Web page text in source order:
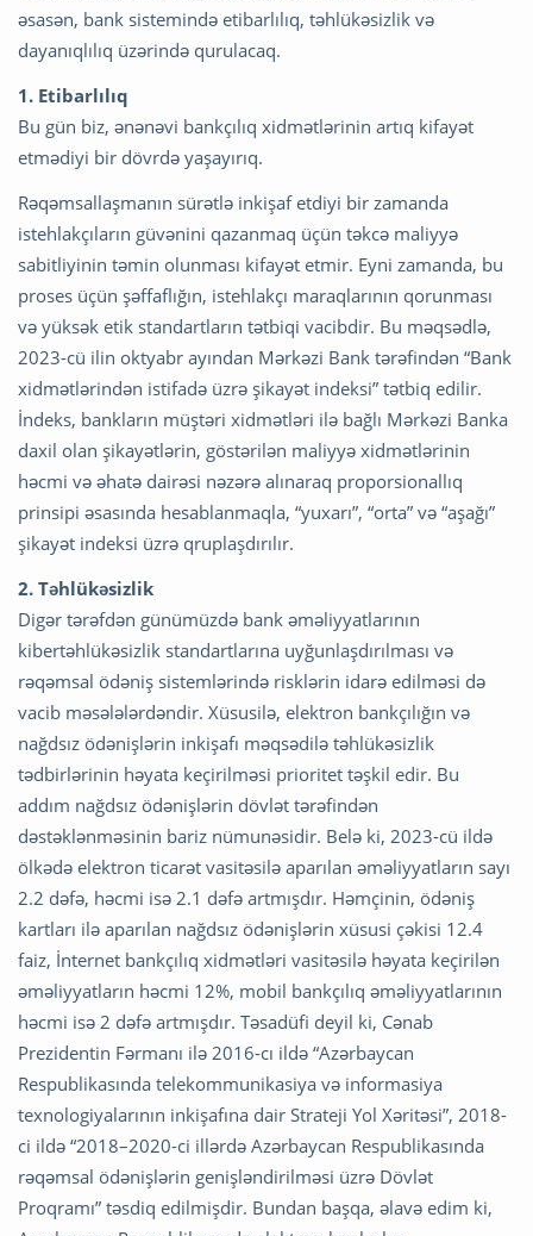
əsasən, bank sistemində etibarlılıq, təhlükəsizlik və
dayanıqlılıq üzərində qurulacaq.
1. Etibarlılıq
Bu gün biz, ənənəvi bankçılıq xidmətlərinin artıq kifayət
etmədiyi bir dövrdə yaşayırıq.
Rəqəmsallaşmanın sürətlə inkişaf etdiyi bir zamanda
istehlakçıların güvənini qazanmaq üçün təkcə maliyyə
sabitliyinin təmin olunması kifayət etmir. Eyni zamanda, bu
proses üçün şəffaflığın, istehlakçı maraqlarının qorunması
və yüksək etik standartların tətbiqi vacibdir. Bu məqsədlə,
2023-cü ilin oktyabr ayından Mərkəzi Bank tərəfindən “Bank
xidmətlərindən istifadə üzrə şikayət indeksi” tətbiq edilir.
İndeks, bankların müştəri xidmətləri ilə bağlı Mərkəzi Banka
daxil olan şikayətlərin, göstərilən maliyyə xidmətlərinin
həcmi və əhatə dairəsi nəzərə alınaraq proporsionallıq
prinsipi əsasında hesablanmaqla, “yuxarı”, “orta” və “aşağı”
şikayət indeksi üzrə qruplaşdırılır.
2. Təhlükəsizlik
Digər tərəfdən günümüzdə bank əməliyyatlarının
kibertəhlükəsizlik standartlarına uyğunlaşdırılması və
rəqəmsal ödəniş sistemlərində risklərin idarə edilməsi də
vacib məsələlərdəndir. Xüsusilə, elektron bankçılığın və
nağdsız ödənişlərin inkişafı məqsədilə təhlükəsizlik
tədbirlərinin həyata keçirilməsi prioritet təşkil edir. Bu
addım nağdsız ödənişlərin dövlət tərəfindən
dəstəklənməsinin bariz nümunəsidir. Belə ki, 2023-cü ildə
ölkədə elektron ticarət vasitəsilə aparılan əməliyyatların sayı
2.2 dəfə, həcmi isə 2.1 dəfə artmışdır. Həmçinin, ödəniş
kartları ilə aparılan nağdsız ödənişlərin xüsusi çəkisi 12.4
faiz, İnternet bankçılıq xidmətləri vasitəsilə həyata keçirilən
əməliyyatların həcmi 12%, mobil bankçılıq əməliyyatlarının
həcmi isə 2 dəfə artmışdır. Təsadüfi deyil ki, Cənab
Prezidentin Fərmanı ilə 2016-cı ildə “Azərbaycan
Respublikasında telekommunikasiya və informasiya
texnologiyalarının inkişafına dair Strateji Yol Xəritəsi”, 2018-
ci ildə “2018–2020-ci illərdə Azərbaycan Respublikasında
rəqəmsal ödənişlərin genişləndirilməsi üzrə Dövlət
Proqramı” təsdiq edilmişdir. Bundan başqa, əlavə edim ki,